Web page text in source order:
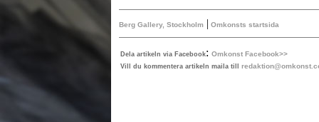
Berg Gallery, Stockholm| Omkonsts startsida
Dela artikeln via Facebook: Omkonst Facebook>>
Vill du kommentera artikeln maila till